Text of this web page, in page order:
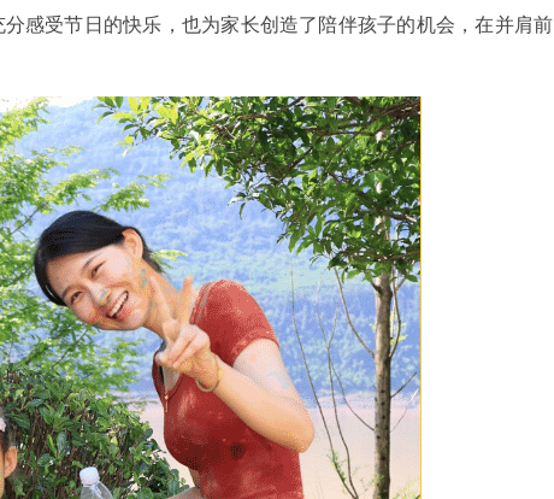
感受节日的快乐，也为家长创造了陪伴孩子的机会，在并肩前